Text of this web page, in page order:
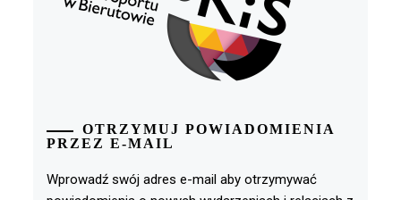
OTRZYMUJ POWIADOMIENIA
PRZEZ E-MAIL
Wprowadź swój adres e-mail aby otrzymywać